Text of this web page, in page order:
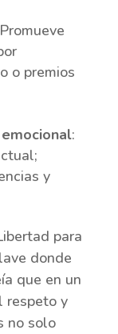
o premios
:
y
para
donde
que en un
respeto y
no solo